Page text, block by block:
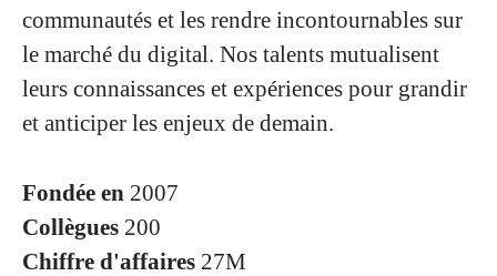
communautés et les rendre incontournables sur
le marché du digital. Nos talents mutualisent
leurs connaissances et expériences pour grandir
et anticiper les enjeux de demain.
Fondée en 2007
Collègues 200
Chiffre d'affaires 27M